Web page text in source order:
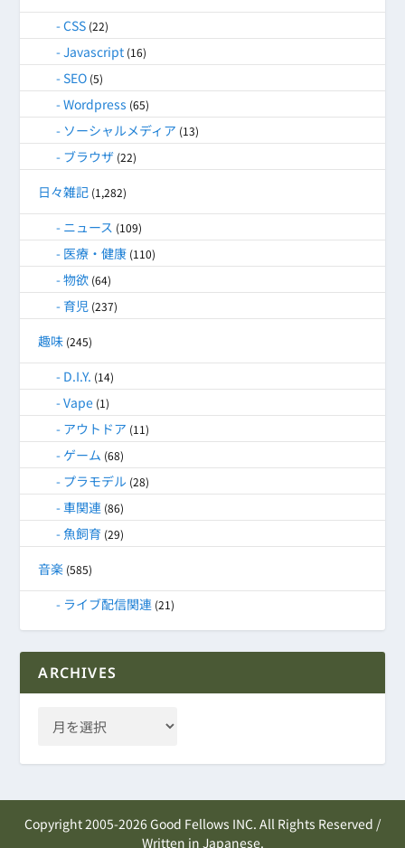
CSS (22)
Javascript (16)
SEO (5)
Wordpress (65)
ソーシャルメディア (13)
ブラウザ (22)
日々雑記 (1,282)
ニュース (109)
医療・健康 (110)
物欲 (64)
育児 (237)
趣味 (245)
D.I.Y. (14)
Vape (1)
アウトドア (11)
ゲーム (68)
プラモデル (28)
車関連 (86)
魚飼育 (29)
音楽 (585)
ライブ配信関連 (21)
ARCHIVES
Copyright 2005-2026 Good Fellows INC. All Rights Reserved /
Written in Japanese.